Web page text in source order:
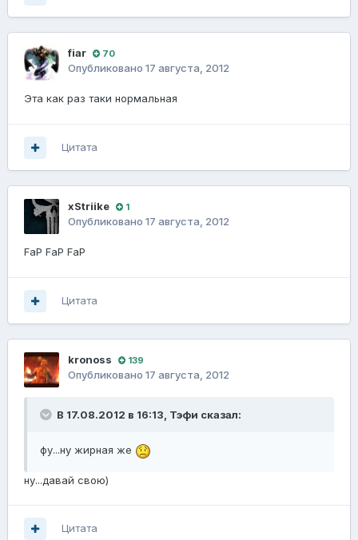
fiаr 70
Опубликовано 17 августа, 2012
Эта как раз таки нормальная
Цитата
xStriike 1
Опубликовано 17 августа, 2012
FaP FaP FaP
Цитата
kronoss 139
Опубликовано 17 августа, 2012
В 17.08.2012 в 16:13, Тэфи сказал:
фу...ну жирная же
ну...давай свою)
Цитата